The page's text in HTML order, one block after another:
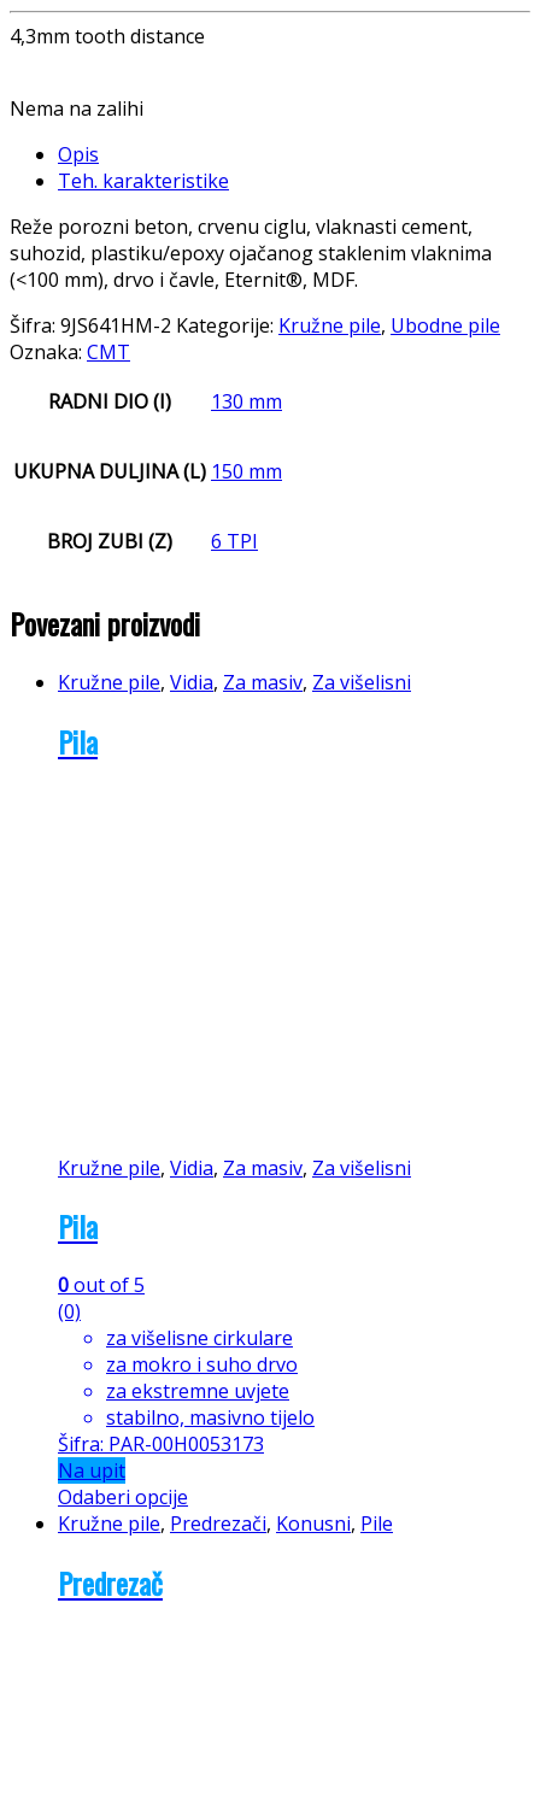
4,3mm tooth distance
Nema na zalihi
Opis
Teh. karakteristike
Reže porozni beton, crvenu ciglu, vlaknasti cement,
suhozid, plastiku/epoxy ojačanog staklenim vlaknima
(<100 mm), drvo i čavle, Eternit®, MDF.
Šifra: 9JS641HM-2 Kategorije: Kružne pile, Ubodne pile
Oznaka: CMT
RADNI DIO (I)
130 mm
UKUPNA DULJINA (L) 150 mm
BROJ ZUBI (Z) 6 TPI
Povezani proizvodi
Kružne pile, Vidia, Za masiv, Za višelisni
Pila
Kružne pile, Vidia, Za masiv, Za višelisni
Pila
0out of 5
(0)
za višelisne cirkulare
za mokro i suho drvo
za ekstremne uvjete
stabilno, masivno tijelo
Šifra: PAR-00H0053173
Na upit
Odaberi opcije
Kružne pile, Predrezači, Konusni, Pile
Predrezač